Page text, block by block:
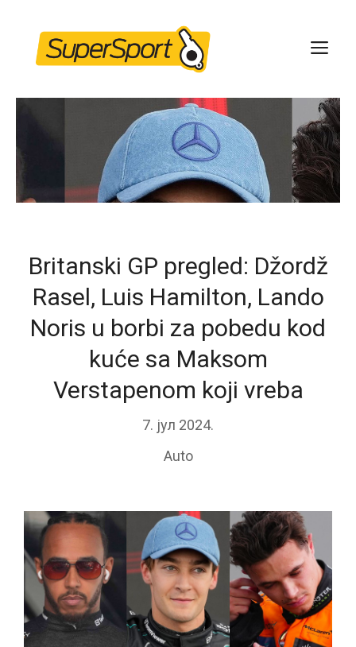
content
Britanski GP pregled: Džordž
Rasel, Luis Hamilton, Lando
Noris u borbi za pobedu kod
kuće sa Maksom
Verstapenom koji vreba
7. јул 2024.
Auto